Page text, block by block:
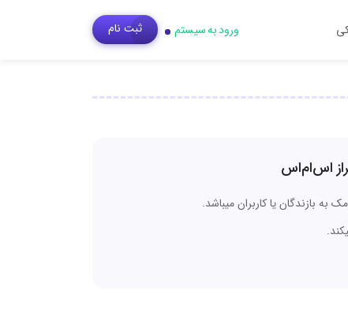
ورود به سیستم ثبت‌ نام
اس‌ام‌اس
به بازندگان یا کاربران میباشد.